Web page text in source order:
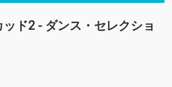
ド2 - ダンス・セレクショ